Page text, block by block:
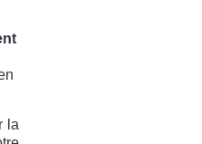
la